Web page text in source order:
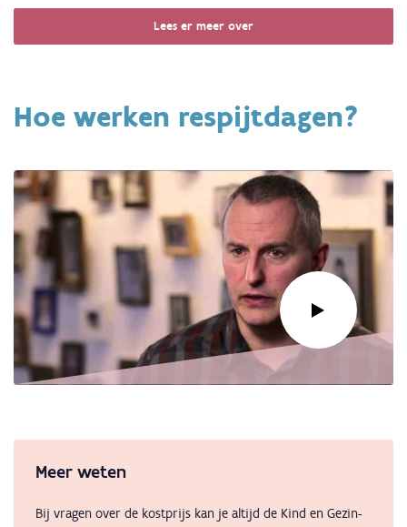
Lees er meer over
Hoe werken respijtdagen?
video:
bestellen
Meer weten
Bij vragen over de kostprijs kan je altijd de Kind en Gezin-